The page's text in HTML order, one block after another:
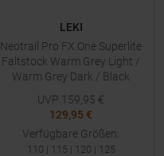
LEKI
Neotrail Pro FX.One Superlite
Faltstock Warm Grey Light /
Warm Grey Dark / Black
UVP 159,95 €
129,95 €
Verfügbare Größen:
110 | 115 | 120 | 125